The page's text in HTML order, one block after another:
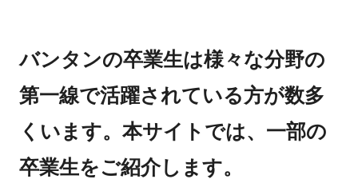
バンタンの卒業生は様々な分野の
第一線で活躍されている方が数多
くいます。本サイトでは、一部の
卒業生をご紹介します。